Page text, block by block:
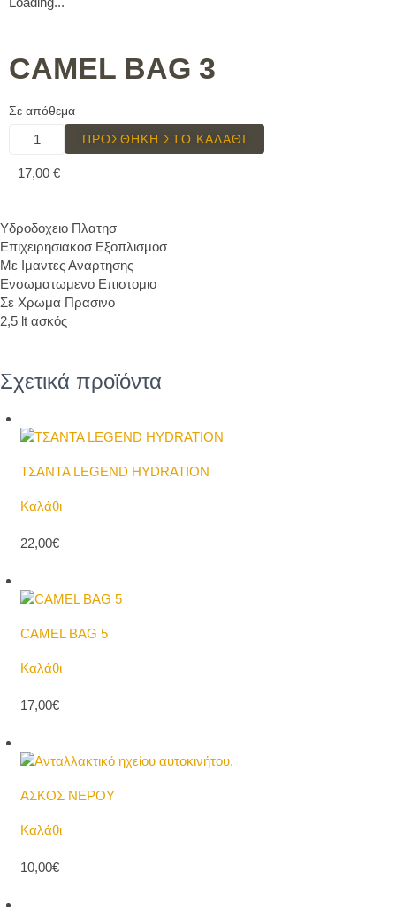
CAMEL BAG 3
Σε απόθεμα
ΠΡΟΣΘΉΚΗ ΣΤΟ ΚΑΛΆΘΙ
17,00 €
Υδροδοχειο Πλατησ
Επιχειρησιακοσ Εξοπλισμοσ
Με Ιμαντες Αναρτησης
Ενσωματωμενο Επιστομιο
Σε Χρωμα Πρασινο
2,5 lt ασκός
Σχετικά προϊόντα
ΤΣΑΝΤΑ LEGEND HYDRATION
Καλάθι
22,00€
CAMEL BAG 5
Καλάθι
17,00€
ΑΣΚΟΣ ΝΕΡΟΥ
Καλάθι
10,00€